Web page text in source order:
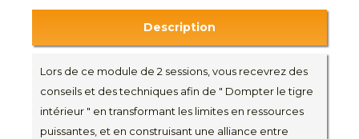
Description
Lors de ce module de 2 sessions, vous recevrez des
conseils et des techniques afin de " Dompter le tigre
intérieur " en transformant les limites en ressources
puissantes, et en construisant une alliance entre